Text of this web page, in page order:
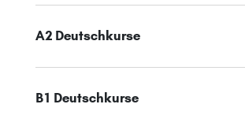
A2 Deutschkurse
B1 Deutschkurse